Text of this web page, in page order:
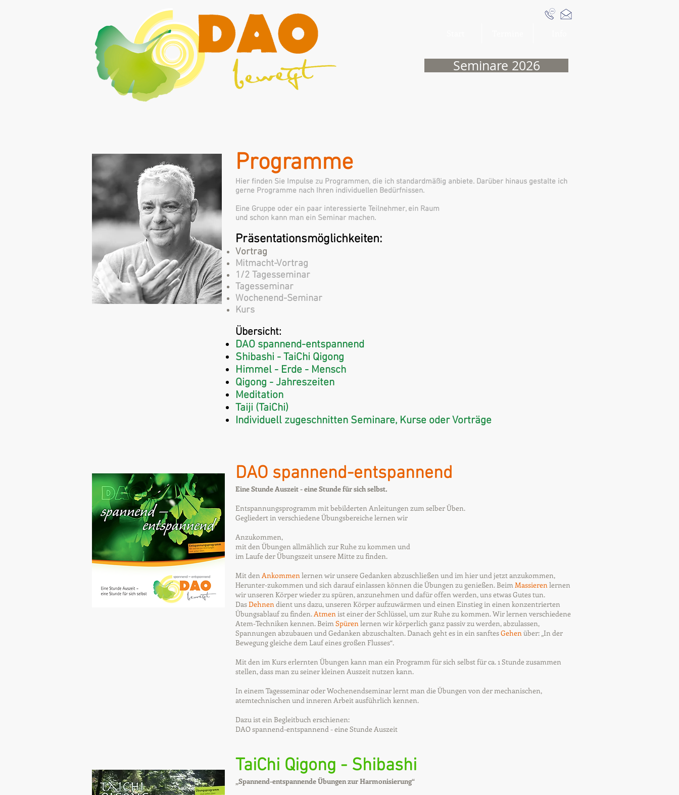
Seminare 2026
Programme
Hier finden Sie Impulse zu Programmen, die ich standardmäßig anbiete. Darüber hinaus gestalte ich
gerne Programme nach Ihren individuellen Bedürfnissen.
Eine Gruppe oder ein paar interessierte Teilnehmer, ein Raum
und schon kann man ein Seminar machen.
Präsentationsmöglichkeiten:
Vortrag
Mitmacht-Vortrag
1/2 Tagesseminar
Tagesseminar
Wochenend-Seminar
Kurs
Übersicht:
DAO spannend-entspannend
Shibashi - TaiChi Qigong
Himmel - Erde - Mensch
Qigong - Jahreszeiten
Meditation
Taiji (TaiChi)
Individuell zugeschnitten Seminare, Kurse oder Vorträge
DAO spannend-entspannend
Eine Stunde Auszeit - eine Stunde für sich selbst.
Entspannungsprogramm mit bebilderten Anleitungen zum selber Üben.
Gegliedert in verschiedene Übungsbereiche lernen wir
Anzukommen,
mit den Übungen allmählich zur Ruhe zu kommen und
im Laufe der Übungszeit unsere Mitte zu finden.
Mit denAnkommenlernen wir unsere Gedanken abzuschließen und im hier und jetzt anzukommen,
Herunter-zukommen und sich darauf einlassen können die Übungen zu genießen. BeimMassierenlernen
wir unseren Körper wieder zu spüren, anzunehmen und dafür offen werden, uns etwas Gutes tun.
DasDehnendient uns dazu, unseren Körper aufzuwärmen und einen Einstieg in einen konzentrierten
Übungsablauf zu finden.Atmenist einer der Schlüssel, um zur Ruhe zu kommen. Wir lernen verschiedene
Atem-Techniken kennen. BeimSpürenlernen wir körperlich ganz passiv zu werden, abzulassen,
Spannungen abzubauen und Gedanken abzuschalten. Danach geht es in ein sanftesGehenüber: „In der
Bewegung gleiche dem Lauf eines großen Flusses“.
Mit den im Kurs erlernten Übungen kann man ein Programm für sich selbst für ca. 1 Stunde zusammen
stellen, dass man zu seiner kleinen Auszeit nutzen kann.
In einem Tagesseminar oder Wochenendseminar lernt man die Übungen von der mechanischen,
atemtechnischen und inneren Arbeit ausführlich kennen.
Dazu ist ein Begleitbuch erschienen:
DAO spannend-entspannend - eine Stunde Auszeit
TaiChi Qigong - Shibashi
„Spannend-entspannende Übungen zur Harmonisierung“